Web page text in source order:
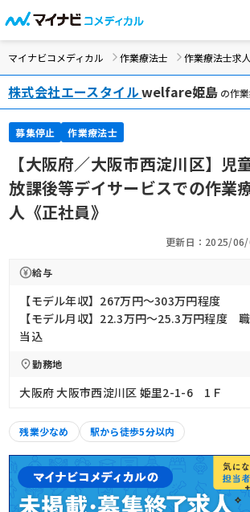
マイナビコメディカル 作業療法士 作業療法士求人
株式会社エースタイルwelfare姫島 の作
募集停止 作業療法士
【大阪府／大阪市西淀川区】児
放課後等デイサービスでの作業
人《正社員》
更新日：2025/
給与
【モデル年収】267万円〜303万円程度
【モデル月収】22.3万円〜25.3万円程度
当込
勤務地
大阪府 大阪市西淀川区 姫里2-1-6 1Ｆ
残業少なめ 駅から徒歩5分以内